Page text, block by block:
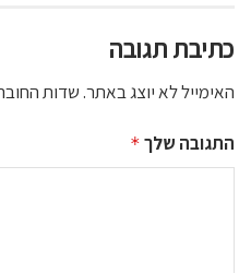
כתיבת תגובה
האימייל לא יוצג באתר.שדות
התגובה שלך *